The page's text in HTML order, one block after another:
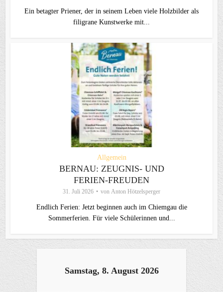
Ein betagter Priener, der in seinem Leben viele Holzbilder als
filigrane Kunstwerke mit...
Allgemein
BERNAU: ZEUGNIS- UND
FERIEN-FREUDEN
31. Juli 2026 von Anton Hötzelsperger
Endlich Ferien: Jetzt beginnen auch im Chiemgau die
Sommerferien. Für viele Schülerinnen und...
Samstag, 8. August 2026